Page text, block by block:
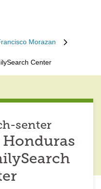
Morazan
Center
senter